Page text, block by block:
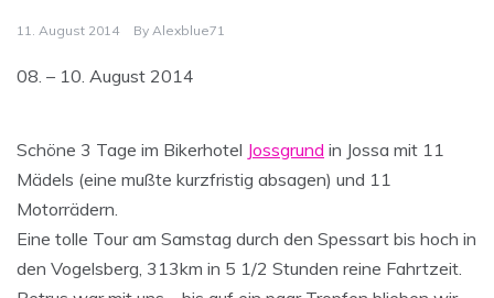
11. August 2014 By Alexblue71
08. – 10. August 2014
Schöne 3 Tage im Bikerhotel Jossgrund in Jossa mit 11
Mädels (eine mußte kurzfristig absagen) und 11
Motorrädern.
Eine tolle Tour am Samstag durch den Spessart bis hoch in
den Vogelsberg, 313km in 5 1/2 Stunden reine Fahrtzeit.